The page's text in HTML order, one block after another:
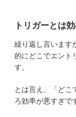
トリガーとは
繰り返し言います
的にどこでエント
す。
とは言え、「どこ
ろ効率が悪すぎで